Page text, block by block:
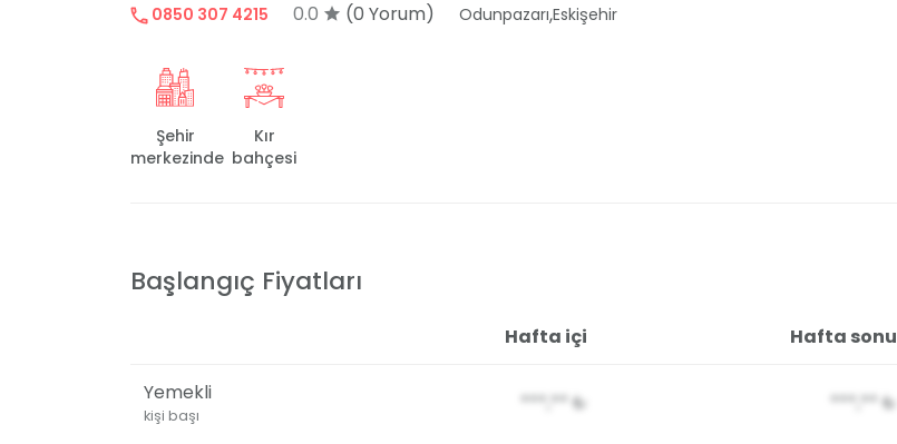
0850 307 4215 0.0 (0 Yorum) Odunpazarı,Eskişehir
Şehir
merkezinde
Kır
bahçesi
Başlangıç Fiyatları
Hafta içi Hafta sonu
Yemekli
kişi başı
***,** ₺ ***,** ₺